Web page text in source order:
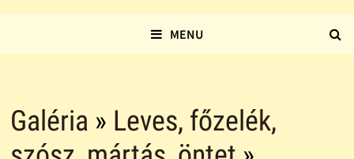
MENU
Galéria » Leves, főzelék,